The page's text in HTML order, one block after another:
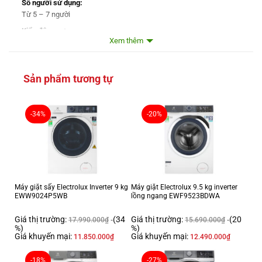
Số người sử dụng:
Từ 5 – 7 người
Kiểu động cơ:
Truyền động gián tiếp (dây Curoa)
Chất liệu lồng giặt:
Chất liệu vỏ máy:
Kim loại sơn tĩnh điện
Chất liệu cửa máy:
Thái Lan
Năm ra mắt:
Thời gian bảo hành động cơ:
10 năm
Mức tiêu thụ điện năng
Xem thêm
Sản phẩm tương tự
-34%
Máy giặt sấy Electrolux Inverter 9 kg
EWW9024P5WB
Giá thị trường: 17.990.000₫ (34
%)
Giá khuyến mại: 11.850.000₫
-20%
Máy giặt Electrolux 9.5 kg inverter
lồng ngang EWF9523BDWA
Giá thị trường: 15.690.000₫ (20
%)
Giá khuyến mại: 12.490.000₫
-18% -27%